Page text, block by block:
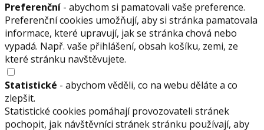
Preferenční - abychom si pamatovali vaše preference.
Preferenční cookies umožňují, aby si stránka pamatovala
informace, které upravují, jak se stránka chová nebo
vypadá. Např. vaše přihlášení, obsah košíku, zemi, ze
které stránku navštěvujete.
Statistické - abychom věděli, co na webu děláte a co
zlepšit.
Statistické cookies pomáhají provozovateli stránek
pochopit, jak návštěvníci stránek stránku používají, aby